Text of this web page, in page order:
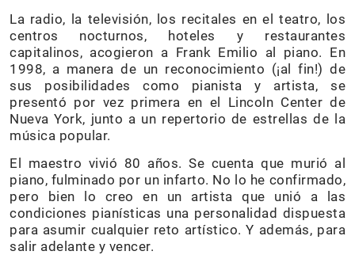
La radio, la televisión, los recitales en el teatro, los
centros nocturnos, hoteles y restaurantes
capitalinos, acogieron a Frank Emilio al piano. En
1998, a manera de un reconocimiento (¡al fin!) de
sus posibilidades como pianista y artista, se
presentó por vez primera en el Lincoln Center de
Nueva York, junto a un repertorio de estrellas de la
música popular.
El maestro vivió 80 años. Se cuenta que murió al
piano, fulminado por un infarto. No lo he confirmado,
pero bien lo creo en un artista que unió a las
condiciones pianísticas una personalidad dispuesta
para asumir cualquier reto artístico. Y además, para
salir adelante y vencer.